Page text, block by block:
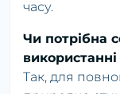
часу.
Чи потрібна
Так, для